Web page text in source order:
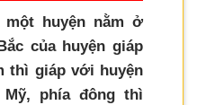
một huyện nằm ở
của huyện giáp
thì giáp với huyện
Mỹ, phía đông thì